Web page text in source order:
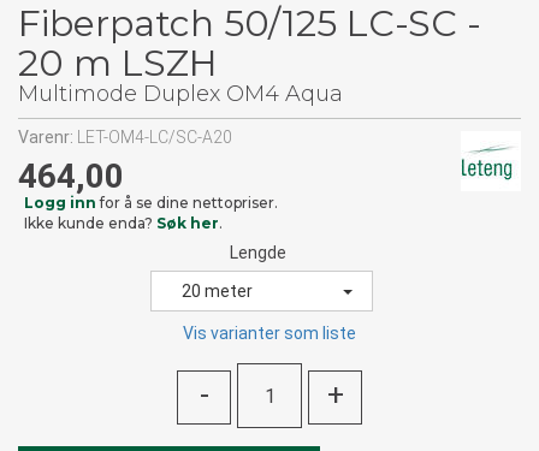
Fiberpatch 50/125 LC-SC -
20 m LSZH
Multimode Duplex OM4 Aqua
Varenr: LET-OM4-LC/SC-A20
464,00
Logg inn for å se dine nettopriser.
Ikke kunde enda? Søk her.
Lengde
20 meter
Vis varianter som liste
- +